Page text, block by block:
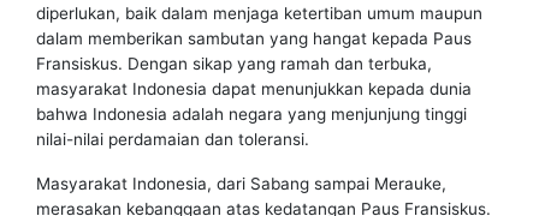
diperlukan, baik dalam menjaga ketertiban umum maupun
dalam memberikan sambutan yang hangat kepada Paus
Fransiskus. Dengan sikap yang ramah dan terbuka,
masyarakat Indonesia dapat menunjukkan kepada dunia
bahwa Indonesia adalah negara yang menjunjung tinggi
nilai-nilai perdamaian dan toleransi.
Masyarakat Indonesia, dari Sabang sampai Merauke,
merasakan kebanggaan atas kedatangan Paus Fransiskus.